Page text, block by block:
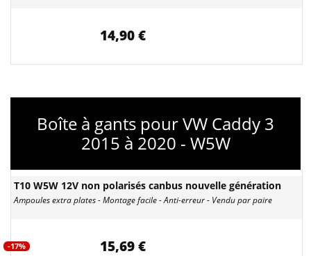
14,90 €
Boîte à gants pour VW Caddy 3
2015 à 2020 - W5W
T10 W5W 12V non polarisés canbus nouvelle génération
Ampoules extra plates - Montage facile - Anti-erreur - Vendu par paire
-17% 15,69 €